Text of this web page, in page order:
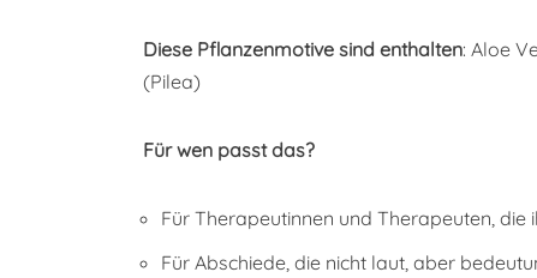
Diese Pflanzenmotive sind enthalten: Aloe
(Pilea)
Für wen passt das?
Für Therapeutinnen und Therapeuten,
Für Abschiede, die nicht laut, aber